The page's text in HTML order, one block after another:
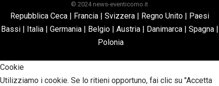
© 2024 news-eventicomo.it
Repubblica Ceca| Francia| Svizzera| Regno Unito|
Paesi
Bassi| Italia| Germania| Belgio| Austria| Danimarca| Spagna|
Polonia
Cookie
Utilizziamo i cookie. Se lo ritieni opportuno, fai clic su "Accetta